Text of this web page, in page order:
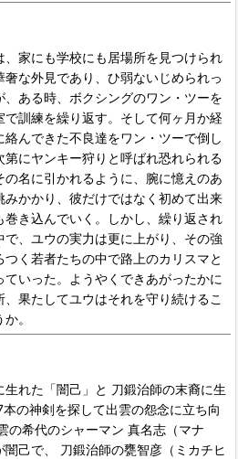
、家にも学校にも居場所を見つけられ
な外見であり、ひ弱ないじめられっ
、ある時、ボクシングのワン・ツーを
で訓練を繰り返す。そして何ヶ月か経
絡んできた不良達をワン・ツーで倒し
第にヤンキー狩りと呼ばれ恐れられる
の名に引かれるように、腕に憶えのあ
みかかり、彼だけではなく初めて出来
巻き込んでいく。しかし、繰り返され
で、ユウの実力は更に上がり、その強
つく若者たちの中で路上のカリスマと
ていった。ようやくできあがったかに
果たしてユウはそれを守り続けるこ
。
生れた「闇己」と 刀鍛治師の末裔に生
の神剣を探して出雲の怨念に立ち向
の希代のシャーマン 真名志（マナ
闇己で、 刀鍛治師の甕智彦（ミカチヒ